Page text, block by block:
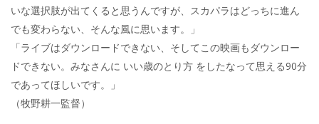
いな選択肢が出てくると思うんですが、スカパラはどっちに進ん
でも変わらない、そんな風に思います。」
「ライブはダウンロードできない、そしてこの映画もダウンロー
ドできない。みなさんに いい歳のとり方 をしたなって思える90分
であってほしいです。」
（牧野耕一監督）